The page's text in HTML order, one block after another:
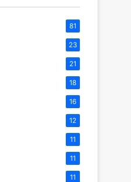
81
23
21
18
16
12
11
11
11